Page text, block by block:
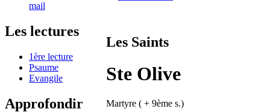
mail
Les lectures
1ère lecture
Psaume
Evangile
Approfondir
Les Saints
Ste Olive
Martyre ( + 9ème s.)